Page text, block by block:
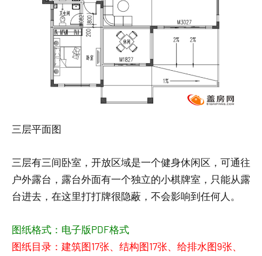
三层平面图
三层有三间卧室，开放区域是一个健身休闲区，可通往
户外露台，露台外面有一个独立的小棋牌室，只能从露
台进去，在这里打打牌很隐蔽，不会影响到任何人。
图纸格式：电子版PDF格式
图纸目录：建筑图17张、结构图17张、给排水图9张、